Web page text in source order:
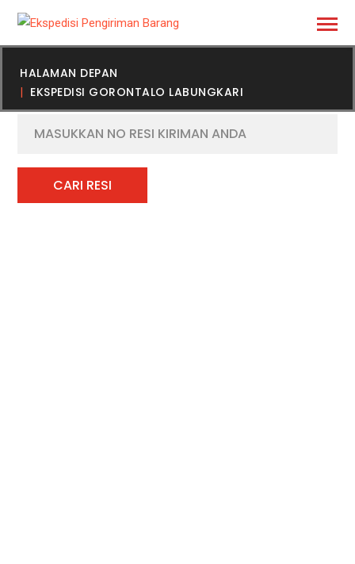
HALAMAN DEPAN
EKSPEDISI GORONTALO LABUNGKARI